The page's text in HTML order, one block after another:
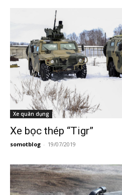
Xe quân dụng
Xe bọc thép “Tigr”
somotblog - 19/07/2019